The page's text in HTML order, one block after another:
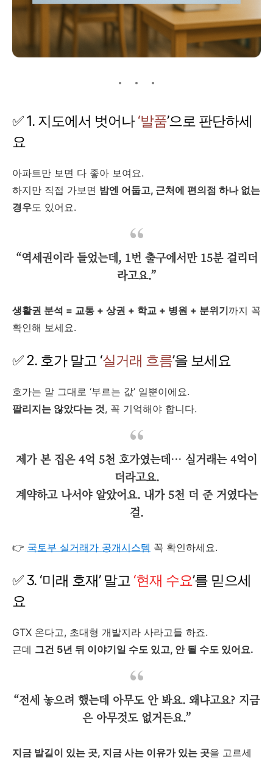
✅ 1. 지도에서 벗어나‘발품’으로 판단하세
요
아파트만 보면 다 좋아 보여요.
하지만 직접 가보면 밤엔 어둡고, 근처에 편의점 하나 없는
경우도 있어요.
“역세권이라 들었는데, 1번 출구에서만 15분 걸리더
라고요.”
생활권 분석 = 교통 + 상권 + 학교 + 병원 + 분위기까지 꼭
확인해 보세요.
✅ 2. 호가 말고 ‘실거래 흐름’을 보세요
호가는 말 그대로 ‘부르는 값’ 일뿐이에요.
팔리지는 않았다는 것, 꼭 기억해야 합니다.
제가 본 집은 4억 5천 호가였는데… 실거래는 4억이
더라고요.
계약하고 나서야 알았어요. 내가 5천 더 준 거였다는
걸.
👉 국토부 실거래가 공개시스템 꼭 확인하세요.
✅ 3. ‘미래 호재’ 말고 ‘현재 수요’를 믿으세
요
GTX 온다고, 초대형 개발지라 사라고들 하죠.
근데 그건 5년 뒤 이야기일 수도 있고, 안 될 수도 있어요.
“전세 놓으려 했는데 아무도 안 봐요. 왜냐고요? 지금
은 아무것도 없거든요.”
지금 발길이 있는 곳, 지금 사는 이유가 있는 곳을 고르세